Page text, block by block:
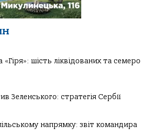
шість ліквідованих та семеро
Зеленського: стратегія Сербії
напрямку: звіт командира